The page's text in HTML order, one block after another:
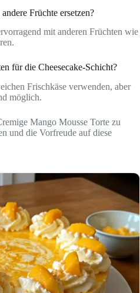
Früchte ersetzen?
mit anderen Früchten wie
für die Cheesecake-Schicht?
Frischkäse verwenden, aber
möglich.
Mango Mousse Torte zu
und die Vorfreude auf diese